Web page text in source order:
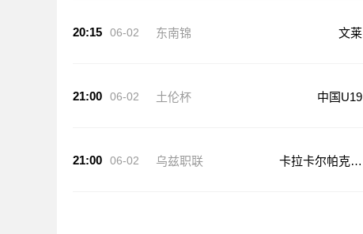
20:15 06-02 东南锦 文莱
21:00 06-02 土伦杯 中国U19
21:00 06-02 乌兹职联
卡拉卡尔帕克斯